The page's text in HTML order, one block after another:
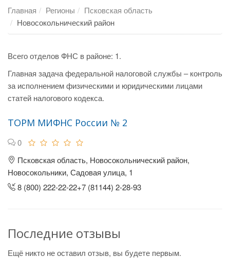
Главная Регионы
Псковская область
Новосокольнический район
Всего отделов ФНС в районе: 1.
Главная задача федеральной налоговой службы – контроль
за исполнением физическими и юридическими лицами
статей налогового кодекса.
ТОРМ МИФНС России № 2
0
Псковская область, Новосокольнический район,
Новосокольники, Садовая улица, 1
8 (800) 222-22-22+7 (81144) 2-28-93
Последние отзывы
Ещё никто не оставил отзыв, вы будете первым.